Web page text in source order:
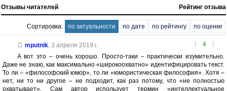
Отзывы читателей Рейтинг отзыва
Сортировка: по актуальности по дате по рейтингу по оценке
[ 4 ]
mputnik, 3 апреля 2019 г.
А вот это – очень хорошо. Просто-таки – практически изумительно.
Даже не знаю, как максимально «широкоохватно» идентифицировать текст.
То ли – «философский юмор», то ли «юмористическая философия». Хотя –
нет, ни то ни другое – не подходит, как раз потому, что «не полностью
охватывает». Сам автор использует термин «интеллектуальное